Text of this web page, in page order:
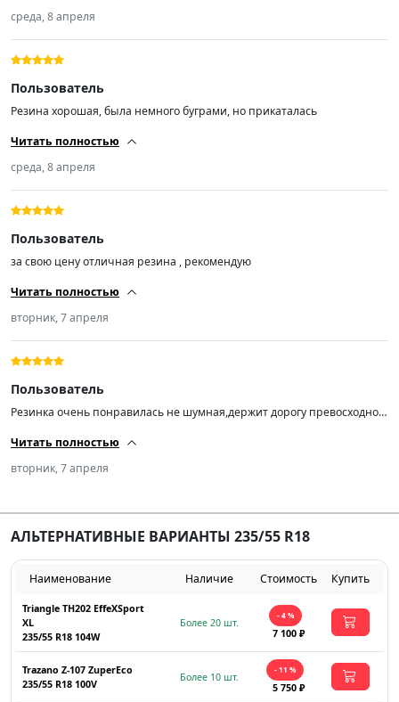
среда, 8 апреля
Пользователь
Резина хорошая, была немного буграми, но прикаталась
Читать полностью
среда, 8 апреля
Пользователь
за свою цену отличная резина , рекомендую
Читать полностью
вторник, 7 апреля
Пользователь
Резинка очень понравилась не шумная,держит дорогу превосходно и
выискивать конец 25-го начало 26-го т.к. не собираюсь на ней ездить
15 грамм шиномонтажник удивился🤩) да и за эти деньги вообще
Читать полностью
вторник, 7 апреля
АЛЬТЕРНАТИВНЫЕ ВАРИАНТЫ 235/55 R18
Наименование Наличие Стоимость Купить
Triangle TH202 EffeXSport
XL
235/55 R18 104W
Более 20 шт.
- 4 %
7 100 ₽
Trazano Z-107 ZuperEco
235/55 R18 100V
Более 10 шт.
- 11 %
5 750 ₽